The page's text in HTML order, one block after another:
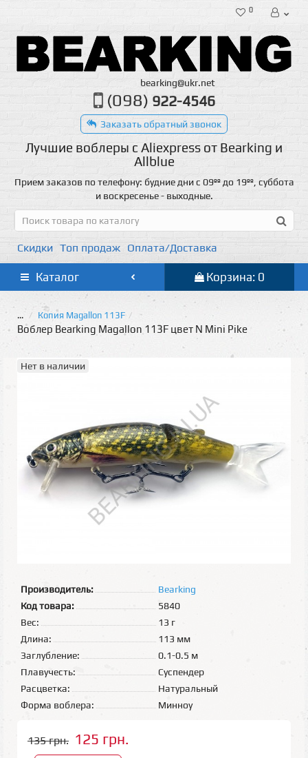
0
bearking@ukr.net
(098) 922-4546
Заказать обратный звонок
Лучшие воблеры с Aliexpress от Bearking и
Allblue
Прием заказов по телефону: будние дни с 09ºº до 19ºº, суббота
и воскресенье - выходные.
Скидки Топ продаж Оплата/Доставка
Каталог Корзина: 0
... Копия Magallon 113F
Воблер Bearking Magallon 113F цвет N Mini Pike
Нет в наличии
Производитель:
Bearking
Код товара:
5840
Вес:
13 г
Длина:
113 мм
Заглубление:
0.1-0.5 м
Плавучесть:
Суспендер
Расцветка:
Натуральный
Форма воблера:
Минноу
135 грн. 125 грн.